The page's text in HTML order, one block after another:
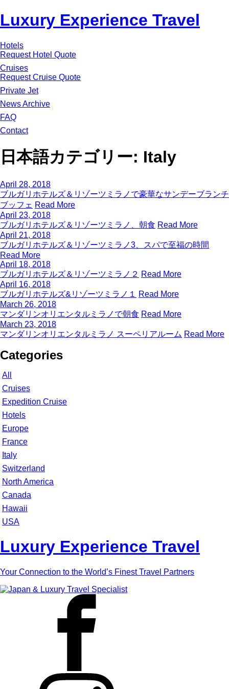
Luxury Experience Travel
Hotels
Request Hotel Quote
Cruises
Request Cruise Quote
Private Jet
News Archive
FAQ
Contact
日本語カテゴリー: Italy
April 28, 2018
ブルガリホテルズ＆リゾーツミラノで豪華なサンデーブランチ
ブッフェ Read More
April 23, 2018
ブルガリホテルズ＆リゾーツミラノ、朝食 Read More
April 21, 2018
ブルガリホテルズ＆リゾーツミラノ3、スパで至福の時間
Read More
April 18, 2018
ブルガリホテルズ＆リゾーツミラノ２ Read More
April 16, 2018
ブルガリホテルズ&リゾーツミラノ１
Read More
March 26, 2018
マンダリンオリエンタルミラノで朝食 Read More
March 23, 2018
マンダリンオリエンタルミラノ スーペリアルーム Read More
Categories
All
Cruises
Expedition Cruise
Hotels
Europe
France
Italy
Switzerland
North America
Canada
Hawaii
USA
Luxury Experience Travel
Your Connection to the World’s Finest Travel Partners